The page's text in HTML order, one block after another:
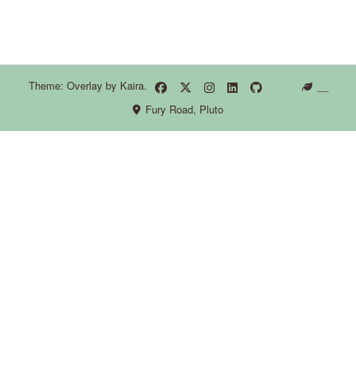
Theme: Overlay by Kaira.
Fury Road, Pluto